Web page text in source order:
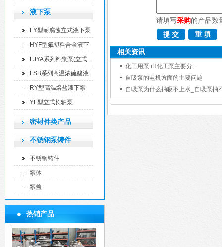
液下泵
FY型耐腐蚀立式液下泵
HYF型氟塑料合金液下
泵
LJYA系列料浆泵(立式...
LSB系列高温浓硫酸液
下...
RY型高温熔盐液下泵
YL型立式长轴泵
密封件类产品
不锈钢泵铸件
不锈钢铸件
泵体
泵盖
热销产品
请填写采购的产品数
相关资讯
化工用泵 iH化工泵主要分...
自吸泵的电机方面的主要问题
自吸泵为什么抽吸不上水_自吸泵抽